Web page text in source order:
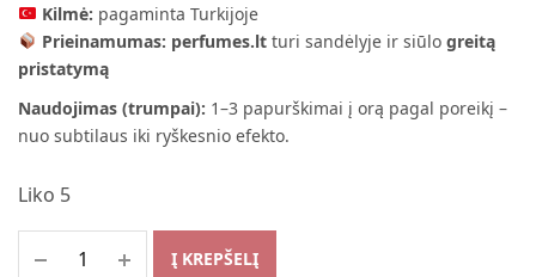
Kilmė: pagaminta Turkijoje
Prieinamumas: perfumes.ltturi sandėlyje ir siūlogreitą
pristatymą
Naudojimas (trumpai): 1–3 papurškimai į orą pagal poreikį –
nuo subtilaus iki ryškesnio efekto.
Liko 5
Į KREPŠELĮ